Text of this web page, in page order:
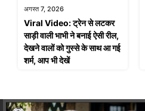
अगस्त 7, 2026
Viral Video: ट्रेन से लटकर
साड़ी वाली भाभी ने बनाई ऐसी रील,
देखने वालों को गुस्से के साथ आ गई
शर्म, आप भी देखें